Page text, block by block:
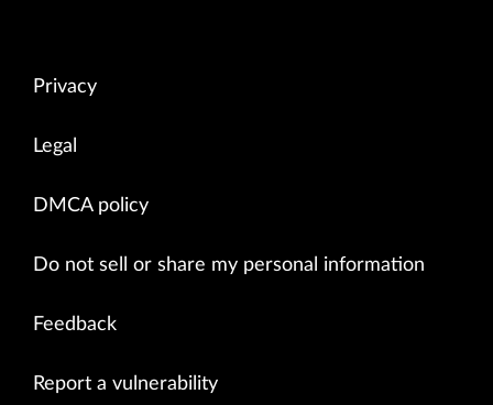
Privacy
Legal
DMCA policy
Do not sell or share my personal information
Feedback
Report a vulnerability